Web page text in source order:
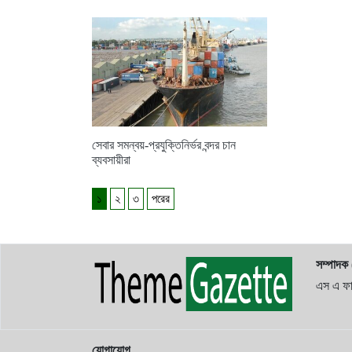
সেবার সমন্বয়-প্রযুক্তিনির্ভর বন্দর চান
ব্যবসায়ীরা
১ ২ ৩ পরের
এস এ